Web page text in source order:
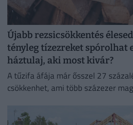
Újabb rezsicsökkentés
tényleg tízezreket spórolhat
háztulaj, aki most kivár?
A tűzifa áfája már ősszel 27
csökkenhet, ami több százezer